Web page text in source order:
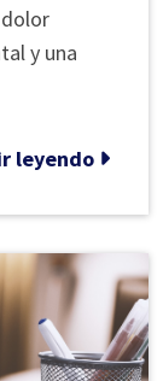
y una
leyendo